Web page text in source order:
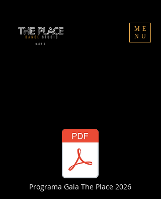
ME
NU
Programa Gala The Place 2026